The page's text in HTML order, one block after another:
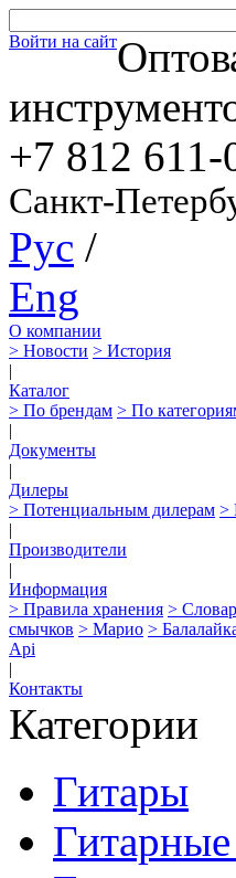
Войти на сайт
+7 812 611-
Санкт-
Рус /
Eng
О компании
> Новости > История
|
Каталог
> По брендам > По
|
Документы
|
Дилеры
> Потенциальным дилерам >
|
Производители
|
Информация
> Правила хранения >
смычков > Марио >
Api
|
Контакты
Категории
Гитары
Гитарные